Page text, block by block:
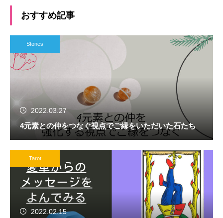
おすすめ記事
Stones
2022.03.27
4元素との仲をつなぐ視点でご縁をいただいた石たち
Tarot
2022.02.15